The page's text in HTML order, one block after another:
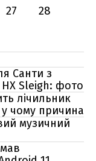
27
28
Санти з
Sleigh: фото
лічильник
у чому причина
музичний